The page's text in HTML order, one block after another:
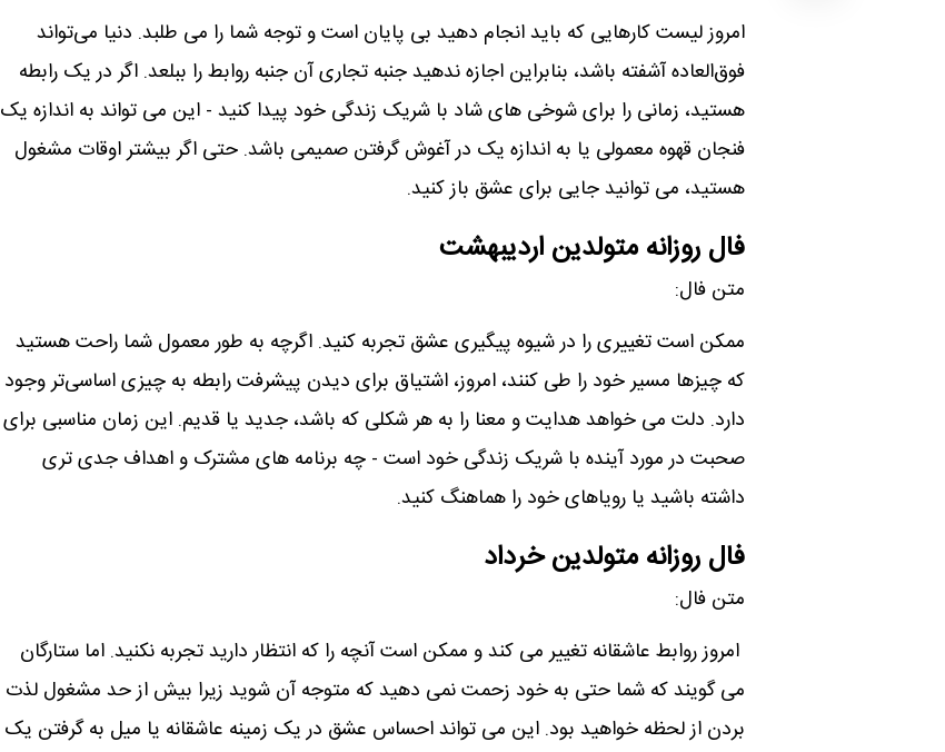
امروز لیست کارهایی که باید انجام دهید بی پایان است و توجه شما را می طلبد. دنیا می‌تواند
فوق‌العاده آشفته باشد، بنابراین اجازه ندهید جنبه تجاری آن جنبه روابط را ببلعد. اگر در یک رابطه
هستید، زمانی را برای شوخی های شاد با شریک زندگی خود پیدا کنید - این می تواند به اندازه یک
فنجان قهوه معمولی یا به اندازه یک در آغوش گرفتن صمیمی باشد. حتی اگر بیشتر اوقات مشغول
هستید، می توانید جایی برای عشق باز کنید.
فال روزانه متولدین اردیبهشت
متن فال:
ممکن است تغییری را در شیوه پیگیری عشق تجربه کنید. اگرچه به طور معمول شما راحت هستید
که چیزها مسیر خود را طی کنند، امروز، اشتیاق برای دیدن پیشرفت رابطه به چیزی اساسی‌تر وجود
دارد. دلت می خواهد هدایت و معنا را به هر شکلی که باشد، جدید یا قدیم. این زمان مناسبی برای
صحبت در مورد آینده با شریک زندگی خود است - چه برنامه های مشترک و اهداف جدی تری
داشته باشید یا رویاهای خود را هماهنگ کنید.
فال روزانه متولدین خرداد
متن فال:
امروز روابط عاشقانه تغییر می کند و ممکن است آنچه را که انتظار دارید تجربه نکنید. اما ستارگان
می گویند که شما حتی به خود زحمت نمی دهید که متوجه آن شوید زیرا بیش از حد مشغول لذت
بردن از لحظه خواهید بود. این می تواند احساس عشق در یک زمینه عاشقانه یا میل به گرفتن یک